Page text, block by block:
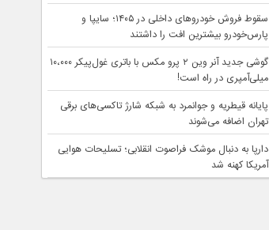
سقوط فروش خودروهای داخلی در ۱۴۰۵؛ سایپا و
پارس‌خودرو بیشترین افت را داشتند
گوشی جدید آنر وین ۲ پرو مکس با باتری غول‌پیکر ۱۰،۰۰۰
میلی‌آمپری در راه است!
پایانه قیطریه و جوانمرد به شبکه شارژ تاکسی‌های برقی
تهران اضافه می‌شوند
دارپا به دنبال موشک فراصوت انقلابی؛ تسلیحات هوایی
آمریکا کهنه شد